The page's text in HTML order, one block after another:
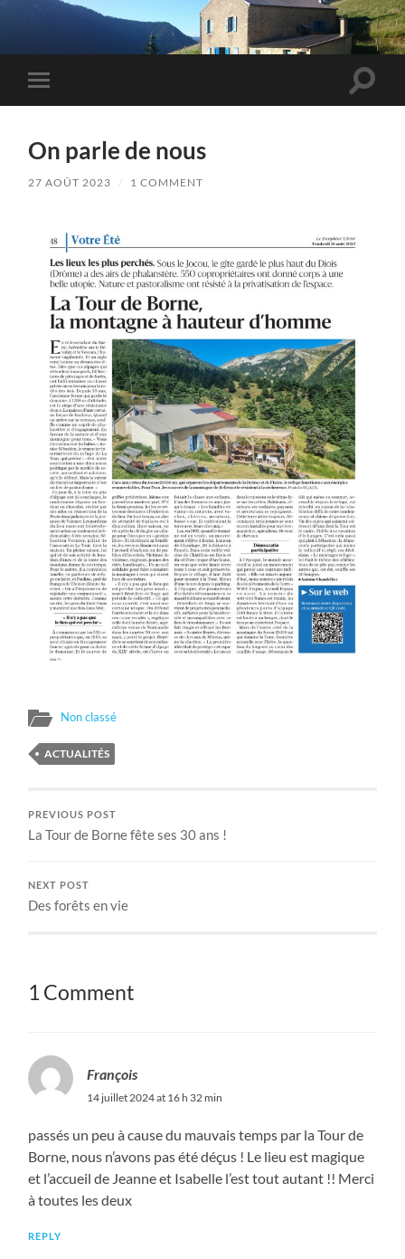
Toggle
mobile
Toggle
On parle de nous
27 AOÛT 2023 / 1 COMMENT
Non classé
ACTUALITÉS
PREVIOUS POST
La Tour de Borne fête ses 30 ans !
NEXT POST
Des forêts en vie
1 Comment
François
14 juillet 2024 at 16 h 32 min
passés un peu à cause du mauvais temps par la Tour de
Borne, nous n’avons pas été déçus ! Le lieu est magique
et l’accueil de Jeanne et Isabelle l’est tout autant !! Merci
à toutes les deux
REPLY